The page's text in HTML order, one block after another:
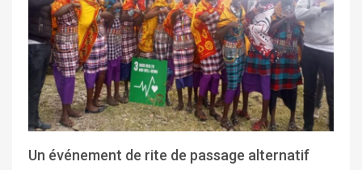
Un événement de rite de passage alternatif